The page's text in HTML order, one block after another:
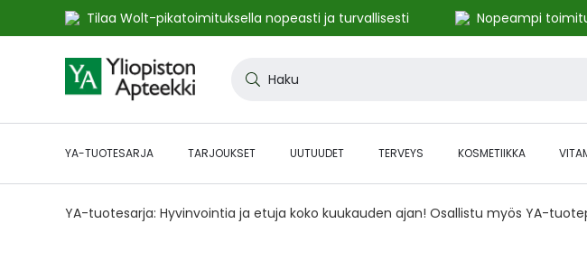
Tilaa Wolt-pikatoimituksella nopeasti ja turvallisesti Nopeampi
to
Content
YA-TUOTESARJA TARJOUKSET UUTUUDET TERVEYS KOSMETIIKKA
YA-tuotesarja: Hyvinvointia ja etuja koko kuukauden ajan! Osallistu myös YA-